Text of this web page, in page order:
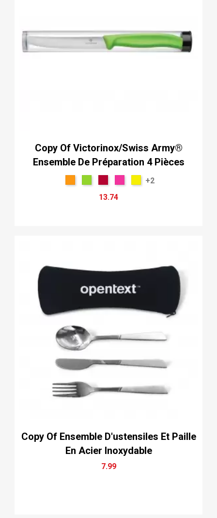
Copy Of Victorinox/Swiss Army®
Ensemble De Préparation 4 Pièces
+2
13.74
Copy Of Ensemble D'ustensiles Et Paille
En Acier Inoxydable
7.99